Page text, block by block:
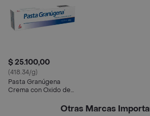
$ 25.100,00
(418.34/g)
Pasta Granúgena
Crema con Oxido de
Otras Marcas